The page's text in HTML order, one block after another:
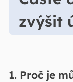
zvýšit
1. Proč je